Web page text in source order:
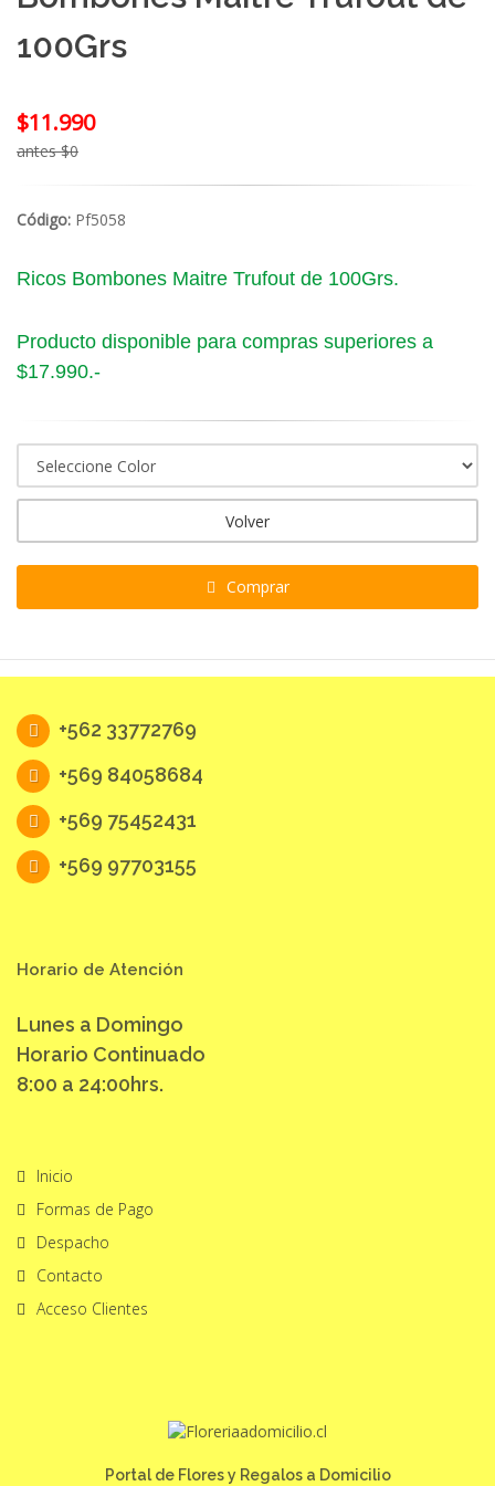
100Grs
$11.990
antes $0
Código: Pf5058
Ricos Bombones Maitre Trufout de 100Grs.
Producto disponible para compras superiores a
$17.990.-
Volver
Comprar
+562 33772769
+569 84058684
+569 75452431
+569 97703155
Horario de Atención
Lunes a Domingo
Horario Continuado
8:00 a 24:00hrs.
Inicio
Formas de Pago
Despacho
Contacto
Acceso Clientes
Portal de Flores y Regalos a Domicilio